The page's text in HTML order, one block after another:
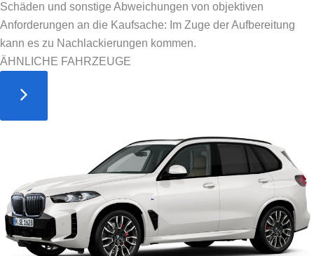
Schäden und sonstige Abweichungen von objektiven
Anforderungen an die Kaufsache: Im Zuge der Aufbereitung
kann es zu Nachlackierungen kommen.
ÄHNLICHE FAHRZEUGE